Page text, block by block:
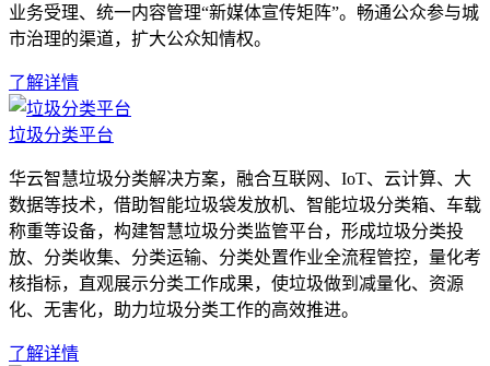
业务受理、统一内容管理“新媒体宣传矩阵”。畅通公众参与城
市治理的渠道，扩大公众知情权。
了解详情
垃圾分类平台
华云智慧垃圾分类解决方案，融合互联网、IoT、云计算、大
数据等技术，借助智能垃圾袋发放机、智能垃圾分类箱、车载
称重等设备，构建智慧垃圾分类监管平台，形成垃圾分类投
放、分类收集、分类运输、分类处置作业全流程管控，量化考
核指标，直观展示分类工作成果，使垃圾做到减量化、资源
化、无害化，助力垃圾分类工作的高效推进。
了解详情